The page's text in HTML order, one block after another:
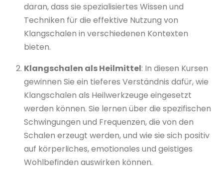
daran, dass sie spezialisiertes Wissen und
Techniken für die effektive Nutzung von
Klangschalen in verschiedenen Kontexten
bieten.
Klangschalen als Heilmittel: In diesen Kursen
gewinnen Sie ein tieferes Verständnis dafür, wie
Klangschalen als Heilwerkzeuge eingesetzt
werden können. Sie lernen über die spezifischen
Schwingungen und Frequenzen, die von den
Schalen erzeugt werden, und wie sie sich positiv
auf körperliches, emotionales und geistiges
Wohlbefinden auswirken können.